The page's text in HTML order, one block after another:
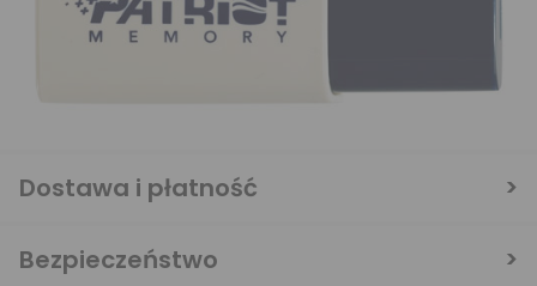
Dostawa i płatność
Bezpieczeństwo